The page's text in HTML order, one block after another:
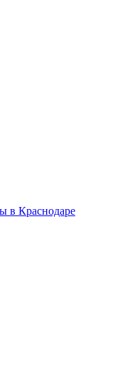
в Краснодаре